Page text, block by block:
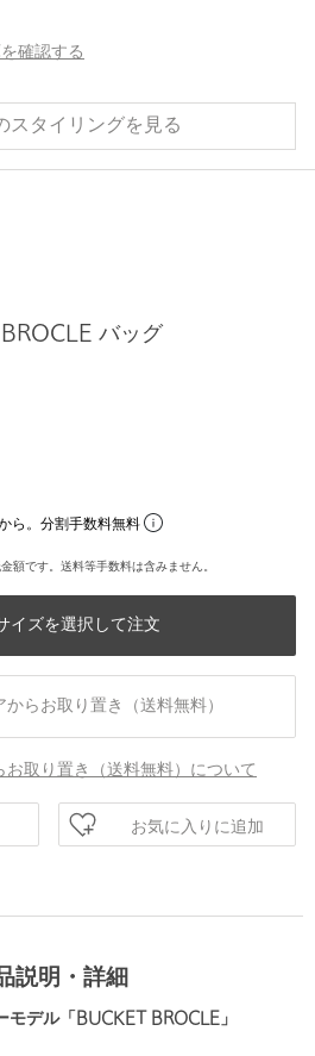
確認する
スタイリングを見る
バッグ
ら。分割手数料無料
額です。送料等手数料は含みません。
イズを選択して注文
らお取り置き（送料無料）
お取り置き（送料無料）について
お気に入りに追加
説明・詳細
デル「BUCKET BROCLE」